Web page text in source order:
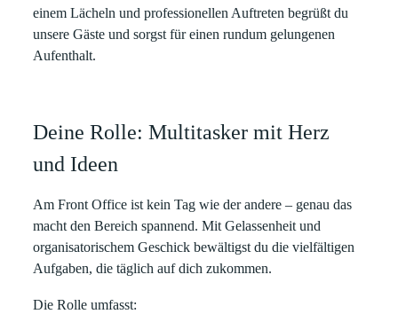
einem Lächeln und professionellen Auftreten begrüßt du
unsere Gäste und sorgst für einen rundum gelungenen
Aufenthalt.
Deine Rolle: Multitasker mit Herz
und Ideen
Am Front Office ist kein Tag wie der andere – genau das
macht den Bereich spannend. Mit Gelassenheit und
organisatorischem Geschick bewältigst du die vielfältigen
Aufgaben, die täglich auf dich zukommen.
Die Rolle umfasst: